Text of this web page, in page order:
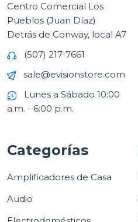
Centro Comercial Los
Pueblos (Juan Díaz)
Detrás de Conway, local A7
(507) 217-7661
sale@evisionstore.com
Lunes a Sábado 10:00
a.m. - 6:00 p.m.
Categorías
Amplificadores de Casa
Audio